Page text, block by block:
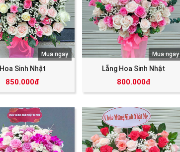
Hoa Sinh Nhật
850.000đ
Mua ngay
Lẵng Hoa Sinh Nhật
800.000đ
Mua ngay